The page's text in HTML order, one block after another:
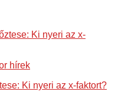
hírek
Ki nyeri az x-faktort?